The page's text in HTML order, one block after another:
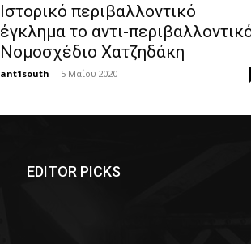
Ιστορικό περιβαλλοντικό
έγκλημα το αντι-
Νομοσχέδιο Χατζηδάκη
ant1south - 5 Μαΐου 2020
EDITOR PICKS